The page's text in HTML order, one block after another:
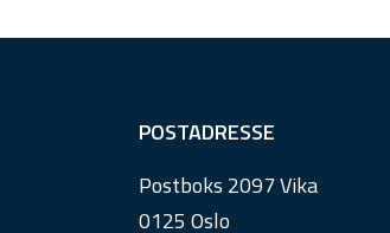
POSTADRESSE
Postboks 2097 Vika
0125 Oslo